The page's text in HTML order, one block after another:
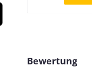
Bewertung